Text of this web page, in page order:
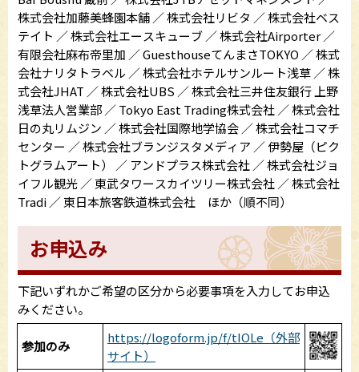
株式会社加藤美蜂園本舗 ／ 株式会社リビタ ／ 株式会社ベス
テイト ／ 株式会社エースキューブ ／ 株式会社Airporter ／
有限会社麻布帝里加 ／ GuesthouseてんまさTOKYO ／ 株式
会社ナリタトラベル ／ 株式会社ホテルサンルート浅草 ／ 株
式会社JHAT ／ 株式会社UBS ／ 株式会社三井住友銀行 上野
浅草法人営業部 ／ Tokyo East Trading株式会社 ／ 株式会社
日の丸リムジン ／ 株式会社国際地学協会 ／ 株式会社コマチ
センター ／ 株式会社ブランジスタメディア ／ 伊勢屋（ピク
トグラムアート） ／ アンドプラス株式会社 ／ 株式会社ジョ
イフル観光 ／ 東武タワースカイツリー株式会社 ／ 株式会社
Tradi ／ 東日本旅客鉄道株式会社 ほか（順不同）
お申込み
下記いずれかご希望の区分から必要事項を入力してお申込
みください。
参加のみ
https://logoform.jp/f/tIOLe（外部
サイト）